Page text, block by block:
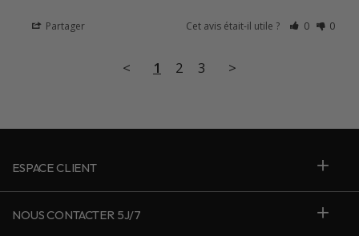
Partager Cet avis était-il utile ? 0 0
< 1 2 3 >
ESPACE CLIENT
NOUS CONTACTER 5J/7